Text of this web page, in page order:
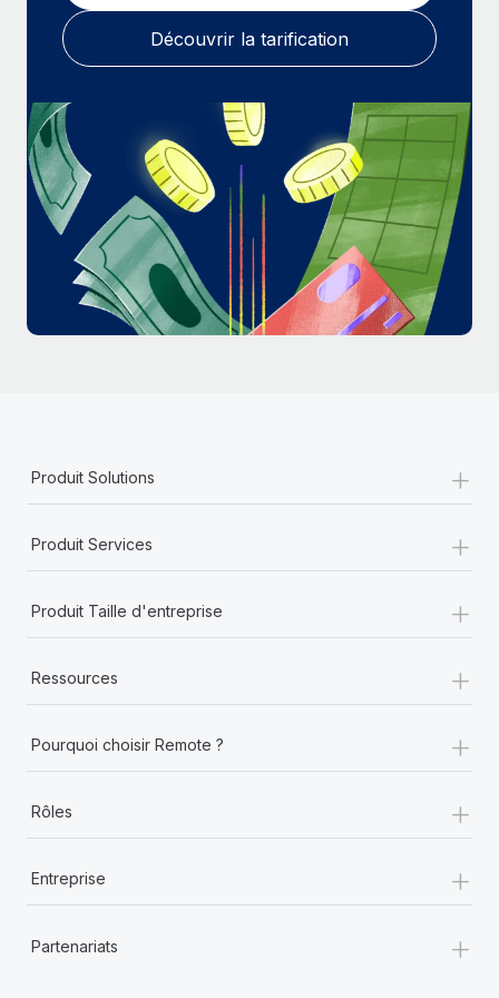
En savoir plus
Découvrir la tarification
Produit Solutions +
Produit Services +
Produit Taille d'entreprise +
Ressources +
Pourquoi choisir Remote ? +
Rôles +
Entreprise +
Partenariats +